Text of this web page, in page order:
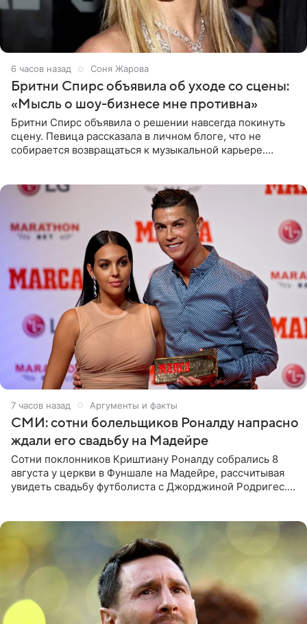
6 часов назад Соня Жарова
Бритни Спирс объявила об уходе со сцены:
«Мысль о шоу-бизнесе мне противна»
Бритни Спирс объявила о решении навсегда покинуть
сцену. Певица рассказала в личном блоге, что не
собирается возвращаться к музыкальной карьере.
7 часов назад Аргументы и факты
СМИ: сотни болельщиков Роналду напрасно
ждали его свадьбу на Мадейре
Сотни поклонников Криштиану Роналду собрались 8
августа у церкви в Фуншале на Мадейре, рассчитывая
увидеть свадьбу футболиста с Джорджиной Родригес.